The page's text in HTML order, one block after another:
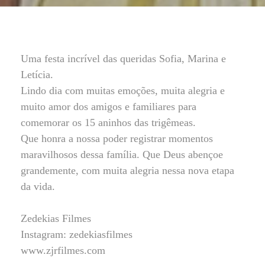
Uma festa incrível das queridas Sofia, Marina e
Letícia.
Lindo dia com muitas emoções, muita alegria e
muito amor dos amigos e familiares para
comemorar os 15 aninhos das trigêmeas.
Que honra a nossa poder registrar momentos
maravilhosos dessa família. Que Deus abençoe
grandemente, com muita alegria nessa nova etapa
da vida.
Zedekias Filmes
Instagram: zedekiasfilmes
www.zjrfilmes.com